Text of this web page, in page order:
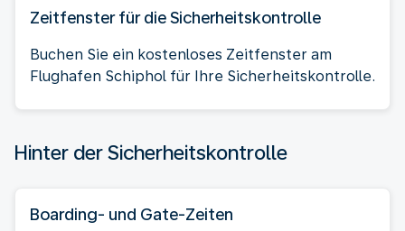
Zeitfenster für die Sicherheitskontrolle
Buchen Sie ein kostenloses Zeitfenster am
Flughafen Schiphol für Ihre Sicherheitskontrolle.
Hinter der Sicherheitskontrolle
Boarding- und Gate-Zeiten